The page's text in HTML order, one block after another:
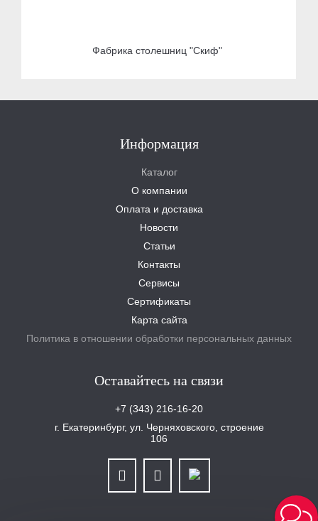
Фабрика столешниц "Скиф"
Информация
Каталог
О компании
Оплата и доставка
Новости
Статьи
Контакты
Сервисы
Сертификаты
Карта сайта
Политика в отношении обработки персональных данных
Оставайтесь на связи
+7 (343) 216-16-20
г. Екатеринбург, ул. Черняховского, строение
106